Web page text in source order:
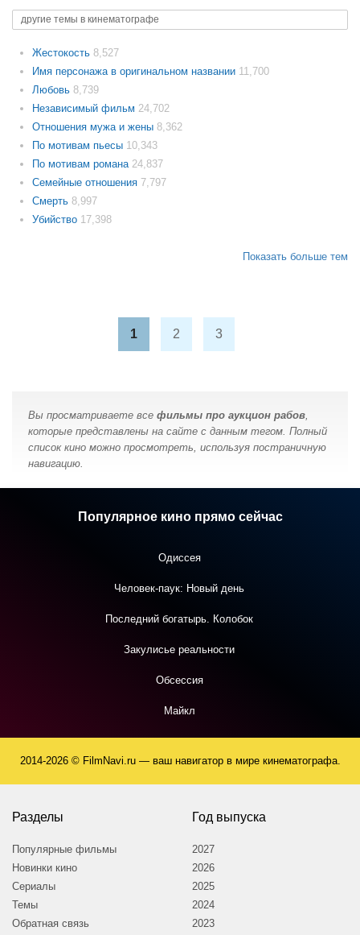
другие темы в кинематографе
Жестокость 8,527
Имя персонажа в оригинальном названии 11,700
Любовь 8,739
Независимый фильм 24,702
Отношения мужа и жены 8,362
По мотивам пьесы 10,343
По мотивам романа 24,837
Семейные отношения 7,797
Смерть 8,997
Убийство 17,398
Показать больше тем
1 2 3
Вы просматриваете все фильмы про аукцион рабов,
которые представлены на сайте с данным тегом. Полный
список кино можно просмотреть, используя постраничную
навигацию.
Популярное кино прямо сейчас
Одиссея
Человек-паук: Новый день
Последний богатырь. Колобок
Закулисье реальности
Обсессия
Майкл
2014-2026 © FilmNavi.ru — ваш навигатор в мире кинематографа.
Разделы
Популярные фильмы
Новинки кино
Сериалы
Темы
Обратная связь
Год выпуска
2027
2026
2025
2024
2023